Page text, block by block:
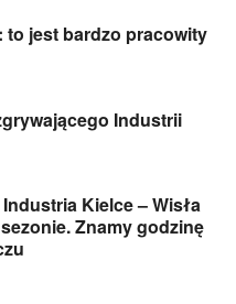
jest bardzo pracowity
Industrii
Kielce – Wisła
Znamy godzinę